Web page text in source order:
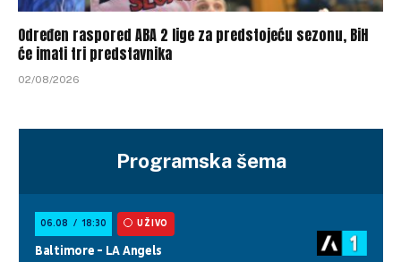
Određen raspored ABA 2 lige za predstojeću sezonu, BiH
će imati tri predstavnika
02/08/2026
Programska šema